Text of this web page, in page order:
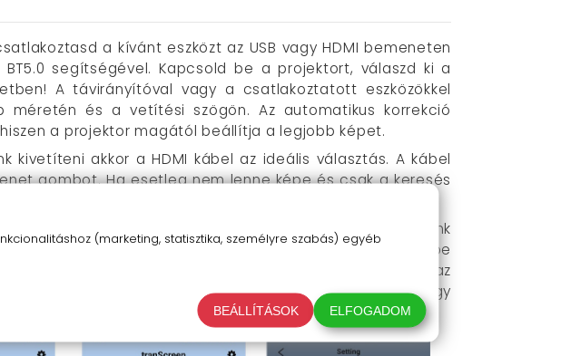
a kívánt eszközt az USB vagy HDMI bemeneten
segítségével. Kapcsold be a projektort, válaszd ki a
A távirányítóval vagy a csatlakoztatott eszközökkel
méretén és a vetítési szögön. Az automatikus korrekció
a projektor magától beállítja a legjobb képet.
akkor a HDMI kábel az ideális választás. A kábel
gombot. Ha esetleg nem lenne képe és csak a keresés
megváltoztatni és úgy megprobálni.
és a telefonnal is ugyanarra a WiFi hálózatra (ügyeljünk
meg a
Settings/Screen Cast
menüpontot. Itt olvassuk be
engedélyezzük a kért engedélyeket (pl. hogy az
(néha szükséges a lefelé húzással való frissítésre, hogy
(marketing, statisztika, személyre szabás) egyéb
BEÁLLÍTÁSOK ELFOGADOM